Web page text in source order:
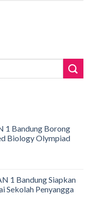
1 Bandung Borong
Biology Olympiad
1 Bandung Siapkan
Sekolah Penyangga